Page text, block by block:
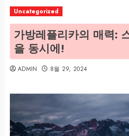
Uncategorized
가방레플리카의 매력:
을 동시에!
ADMIN 8월 29, 2024